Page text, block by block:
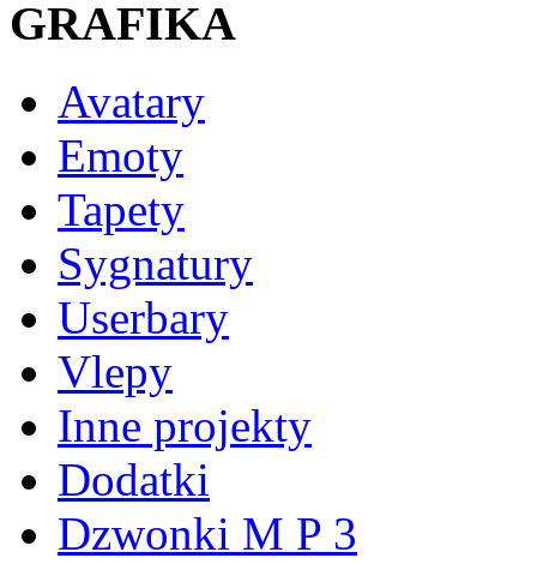
GRAFIKA
Avatary
Emoty
Tapety
Sygnatury
Userbary
Vlepy
Inne projekty
Dodatki
Dzwonki M P 3